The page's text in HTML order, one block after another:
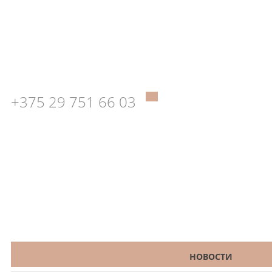
+375 29 751 66 03
НОВОСТИ